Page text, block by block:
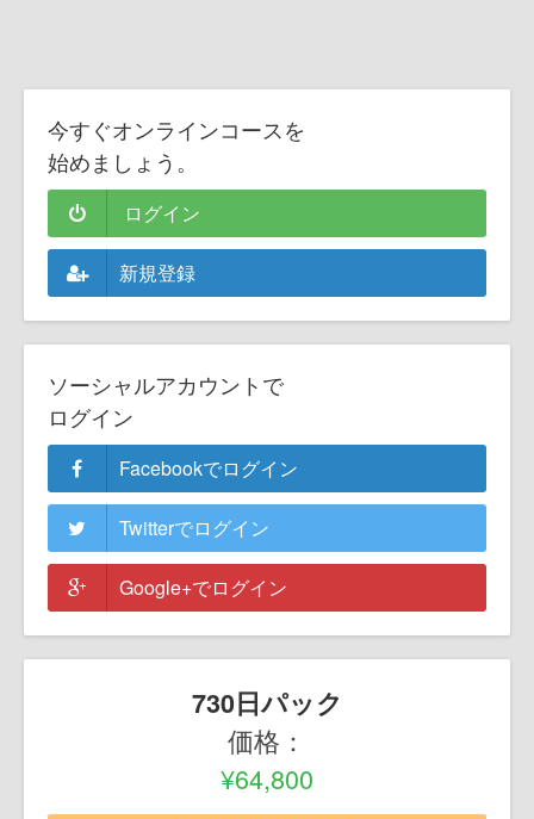
今すぐオンラインコースを
始めましょう。
ログイン
新規登録
ソーシャルアカウントで
ログイン
Facebookでログイン
Twitterでログイン
Google+でログイン
730日パック
価格：
¥64,800